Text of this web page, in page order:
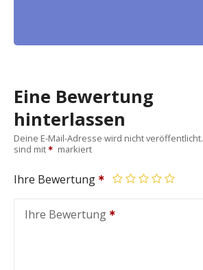
Eine Bewertung
hinterlassen
Deine E-Mail-Adresse wird nicht veröffentlicht.
sind mit
markiert
Ihre Bewertung
Ihre Bewertung